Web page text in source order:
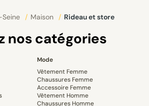
/ Maison / Rideau et store
nos catégories
Mode
Vêtement Femme
Chaussures Femme
Accessoire Femme
Vêtement Homme
Chaussures Homme